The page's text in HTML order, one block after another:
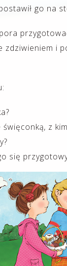
go na
zdziwieniem i
z
się